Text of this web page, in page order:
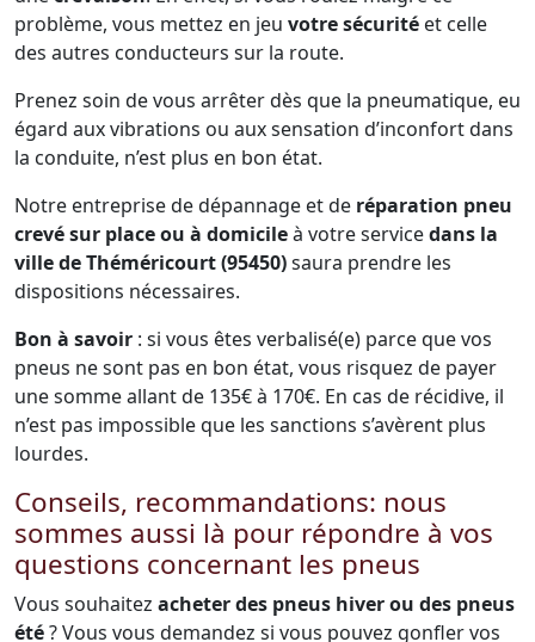
problème, vous mettez en jeu votre sécurité et celle
des autres conducteurs sur la route.
Prenez soin de vous arrêter dès que la pneumatique, eu
égard aux vibrations ou aux sensation d’inconfort dans
la conduite, n’est plus en bon état.
Notre entreprise de dépannage et de réparation pneu
crevé sur place ou à domicileà votre servicedans la
ville de Théméricourt (95450)saura prendre les
dispositions nécessaires.
Bon à savoir : si vous êtes verbalisé(e) parce que vos
pneus ne sont pas en bon état, vous risquez de payer
une somme allant de 135€ à 170€. En cas de récidive, il
n’est pas impossible que les sanctions s’avèrent plus
lourdes.
Conseils, recommandations: nous
sommes aussi là pour répondre à vos
questions concernant les pneus
Vous souhaitez acheter des pneus hiver ou des pneus
été? Vous vous demandez si vous pouvez gonfler vos